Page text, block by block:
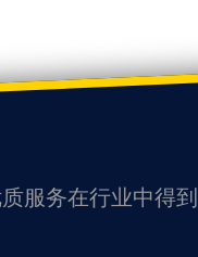
服务在行业中得到